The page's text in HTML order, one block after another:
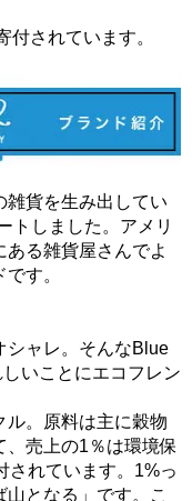
付されています。
雑貨を生み出してい
トしました。アメリ
る雑貨屋さんでよ
す。
シャレ。そんなBlue
いことにエコフレン
ル。原料は主に穀物
、売上の1％は環境保
されています。1%っ
となる」です。こ